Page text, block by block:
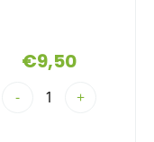
€9,50
- +